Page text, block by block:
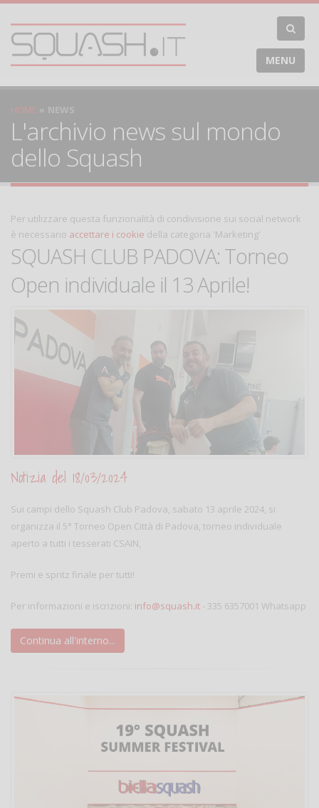
MENU
HOME NEWS
L'archivio news sul mondo
dello Squash
Per utilizzare questa funzionalità di condivisione sui social network
è necessario accettare i cookie della categoria 'Marketing'
SQUASH CLUB PADOVA: Torneo
Open individuale il 13 Aprile!
Notizia del 18/03/2024
Sui campi dello Squash Club Padova, sabato 13 aprile 2024, si
organizza il 5° Torneo Open Città di Padova, torneo individuale
aperto a tutti i tesserati CSAIN,
Premi e spritz finale per tutti!
Per informazioni e iscrizioni: info@squash.it - 335 6357001 Whatsapp
Continua all'interno...